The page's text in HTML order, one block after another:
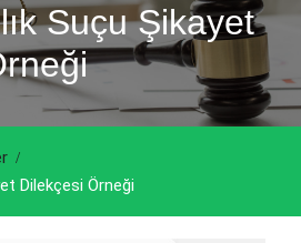
Suçu Şikayet
Dilekçesi Örneği